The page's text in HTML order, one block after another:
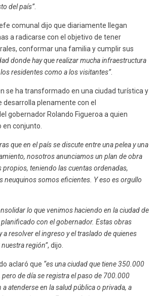
del país”.
comunal dijo que diariamente llegan
a radicarse con el objetivo de tener
conformar una familia y cumplir sus
donde hay que realizar mucha infraestructura
residentes como a los visitantes”.
se ha transformado en una ciudad turística y
desarrolla plenamente con el
gobernador Rolando Figueroa a quien
conjunto.
que en el país se discute entre una pelea y una
nosotros anunciamos un plan de obra
teniendo las cuentas ordenadas,
neuquinos somos eficientes. Y eso es orgullo
lo que venimos haciendo en la ciudad de
con el gobernador. Estas obras
a resolver el ingreso y el traslado de quienes
región”, dijo.
aclaró que “es una ciudad que tiene 350.000
pero de día se registra el paso de 700.000
atenderse en la salud pública o privada, a